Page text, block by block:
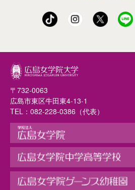
〒732-0063
広島市東区牛田東4-13-1
TEL： 082-228-0386 （代表）